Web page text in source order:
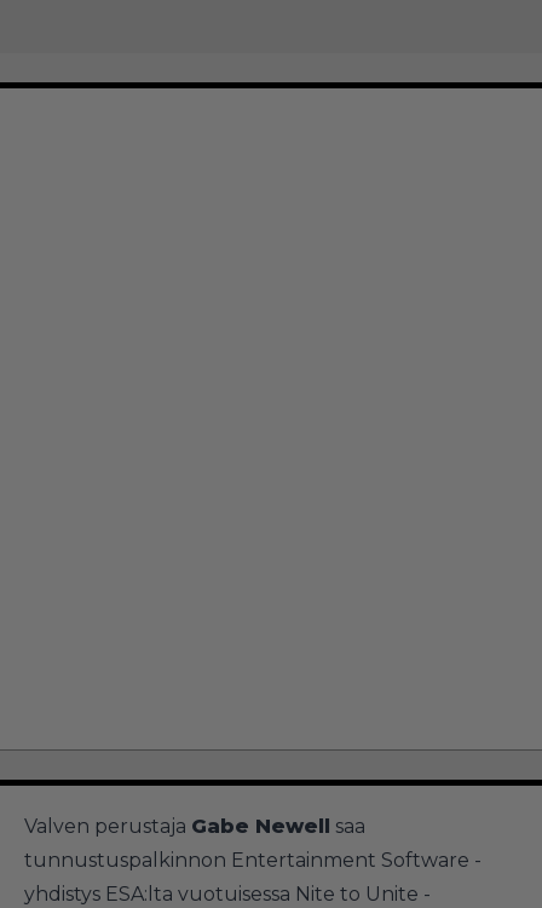
Valven perustaja Gabe Newell saa
tunnustuspalkinnon Entertainment Software -
yhdistys ESA:lta vuotuisessa Nite to Unite -